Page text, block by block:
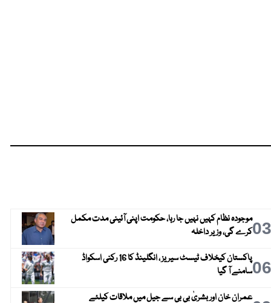
03موجودہ نظام کہیں نہیں جا رہا، حکومت اپنی آئینی مدت مکمل
کرے گی، وزیر داخلہ
06
پاکستان کیخلاف ٹیسٹ سیریز ، انگلینڈ کا 16 رکنی اسکواڈ
سامنے آ گیا
عمران خان اور بشریٰ بی بی سے جیل میں ملاقات کیلئے